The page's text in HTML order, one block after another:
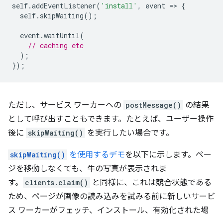
self.addEventListener( 'install' , event => {
self. skipWaiting();
event .waitUntil (
// caching etc
);
});
ただし、サービス ワーカーへの postMessage() の結果
として呼び出すこともできます。たとえば、ユーザー操作
後に skipWaiting() を実行したい場合です。
skipWaiting() を使用するデモを以下に示します。ペー
ジを移動しなくても、牛の写真が表示されま
す。
clients.claim()
と同様に、これは競合状態である
ため、ページが画像の読み込みを試みる前に新しいサービ
ス ワーカーがフェッチ、インストール、有効化された場